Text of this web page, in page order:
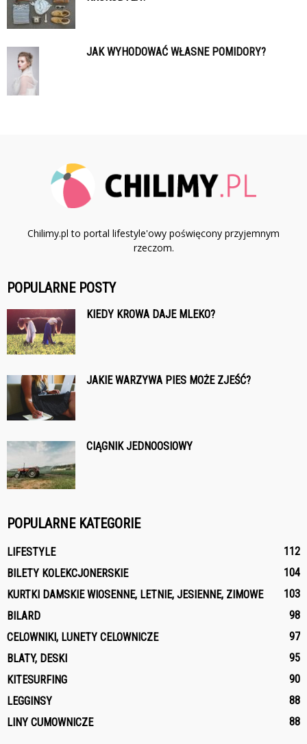
JAK WYHODOWAĆ WŁASNE POMIDORY?
Chilimy.pl to portal lifestyle'owy poświęcony przyjemnym
rzeczom.
POPULARNE POSTY
KIEDY KROWA DAJE MLEKO?
JAKIE WARZYWA PIES MOŻE ZJEŚĆ?
CIĄGNIK JEDNOOSIOWY
POPULARNE KATEGORIE
LIFESTYLE
112
BILETY KOLEKCJONERSKIE
104
KURTKI DAMSKIE WIOSENNE, LETNIE, JESIENNE, ZIMOWE
103
BILARD
98
CELOWNIKI, LUNETY CELOWNICZE
97
BLATY, DESKI
95
KITESURFING
90
LEGGINSY
88
LINY CUMOWNICZE
88